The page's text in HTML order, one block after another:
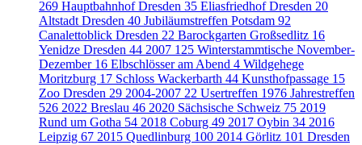
269 Hauptbahnhof Dresden 35 Eliasfriedhof Dresden 20
Altstadt Dresden 40 Jubiläumstreffen Potsdam 92
Canalettoblick Dresden 22 Barockgarten Großsedlitz 16
Yenidze Dresden 44 2007 125 Winterstammtische November-
Dezember 16 Elbschlösser am Abend 4 Wildgehege
Moritzburg 17 Schloss Wackerbarth 44 Kunsthofpassage 15
Zoo Dresden 29 2004-2007 22 Usertreffen 1976 Jahrestreffen
526 2022 Breslau 46 2020 Sächsische Schweiz 75 2019
Rund um Gotha 54 2018 Coburg 49 2017 Oybin 34 2016
Leipzig 67 2015 Quedlinburg 100 2014 Görlitz 101 Dresden